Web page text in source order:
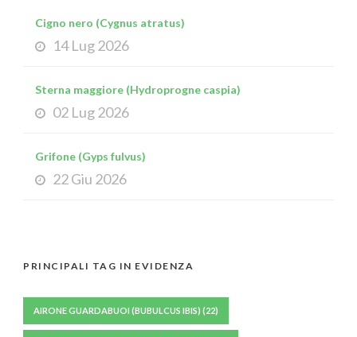
Cigno nero (Cygnus atratus)
14 Lug 2026
Sterna maggiore (Hydroprogne caspia)
02 Lug 2026
Grifone (Gyps fulvus)
22 Giu 2026
PRINCIPALI TAG IN EVIDENZA
AIRONE GUARDABUOI (BUBULCUS IBIS) (22)